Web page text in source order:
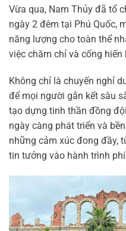
Vừa qua, Nam Thủy đã tổ
ngày 2 đêm tại Phú Quốc,
năng lượng cho toàn thể
việc chăm chỉ và cống
Không chỉ là chuyến nghỉ
để mọi người gắn kết sâu
tạo dựng tinh thần đồng
ngày càng phát triển và
những cảm xúc đong đầy,
tin tưởng vào hành trình